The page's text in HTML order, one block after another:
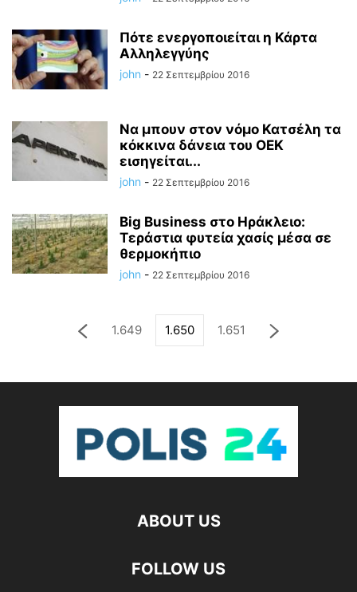
Πότε ενεργοποιείται η Κάρτα
Αλληλεγγύης
john - 22 Σεπτεμβρίου 2016
Να μπουν στον νόμο Κατσέλη τα
κόκκινα δάνεια του ΟΕΚ
εισηγείται...
john - 22 Σεπτεμβρίου 2016
Big Business στο Ηράκλειο:
Τεράστια φυτεία χασίς μέσα σε
θερμοκήπιο
john - 22 Σεπτεμβρίου 2016
1.649 1.650 1.651
ABOUT US
FOLLOW US